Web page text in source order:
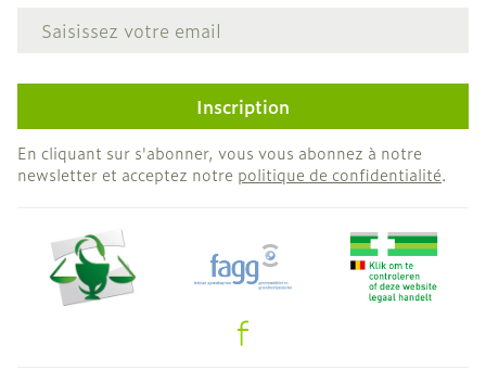
Adresse mail
Inscription
En cliquant sur s'abonner, vous vous abonnez à notre
newsletter et acceptez notre politique de confidentialité.